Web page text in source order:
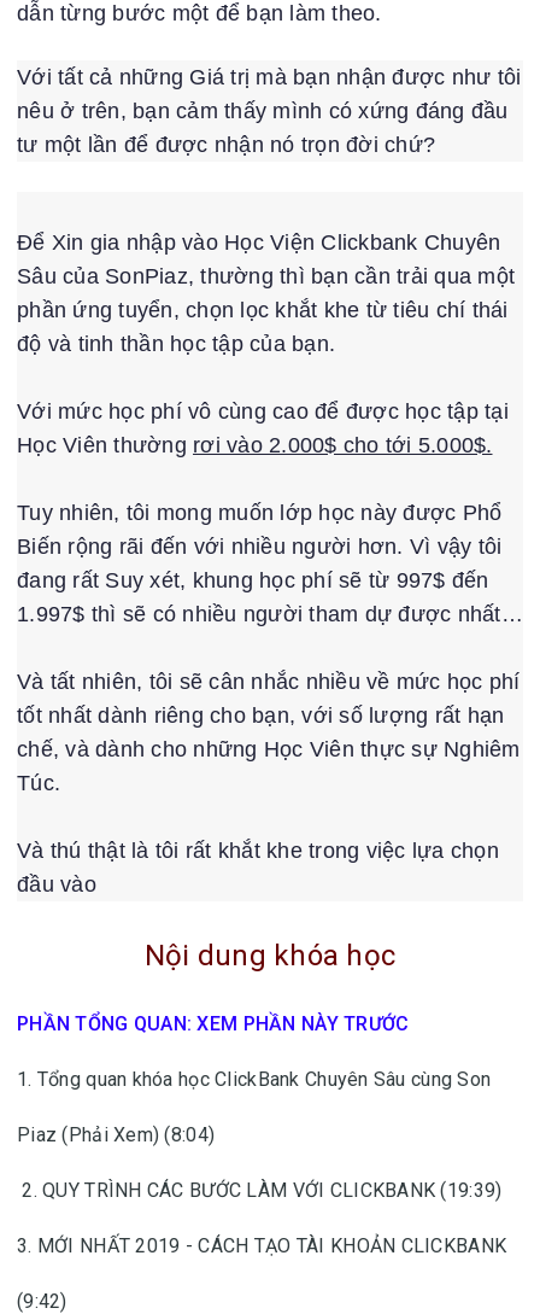
dẫn từng bước một để bạn làm theo.
Với tất cả những Giá trị mà bạn nhận được như tôi
nêu ở trên, bạn cảm thấy mình có xứng đáng đầu
tư một lần để được nhận nó trọn đời chứ?
Để Xin gia nhập vào Học Viện Clickbank Chuyên
Sâu của SonPiaz, thường thì bạn cần trải qua một
phần ứng tuyển, chọn lọc khắt khe từ tiêu chí thái
độ và tinh thần học tập của bạn.
Với mức học phí vô cùng cao để được học tập tại
Học Viên thường rơi vào 2.000$ cho tới 5.000$.
Tuy nhiên, tôi mong muốn lớp học này được Phổ
Biến rộng rãi đến với nhiều người hơn. Vì vậy tôi
đang rất Suy xét, khung học phí sẽ từ 997$ đến
1.997$ thì sẽ có nhiều người tham dự được nhất…
Và tất nhiên, tôi sẽ cân nhắc nhiều về mức học phí
tốt nhất dành riêng cho bạn, với số lượng rất hạn
chế, và dành cho những Học Viên thực sự Nghiêm
Túc.
Và thú thật là tôi rất khắt khe trong việc lựa chọn
đầu vào
Nội dung khóa học
PHẦN TỔNG QUAN: XEM PHẦN NÀY TRƯỚC
1. Tổng quan khóa học ClickBank Chuyên Sâu cùng Son
Piaz (Phải Xem) (8:04)
2. QUY TRÌNH CÁC BƯỚC LÀM VỚI CLICKBANK (19:39)
3. MỚI NHẤT 2019 - CÁCH TẠO TÀI KHOẢN CLICKBANK
(9:42)